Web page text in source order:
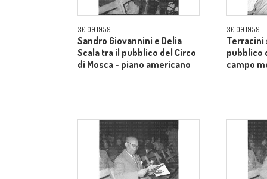
30.09.1959
Sandro Giovannini e Delia
Scala tra il pubblico del Circo
di Mosca - piano americano
30.09.1959
Terracini
pubblico
campo